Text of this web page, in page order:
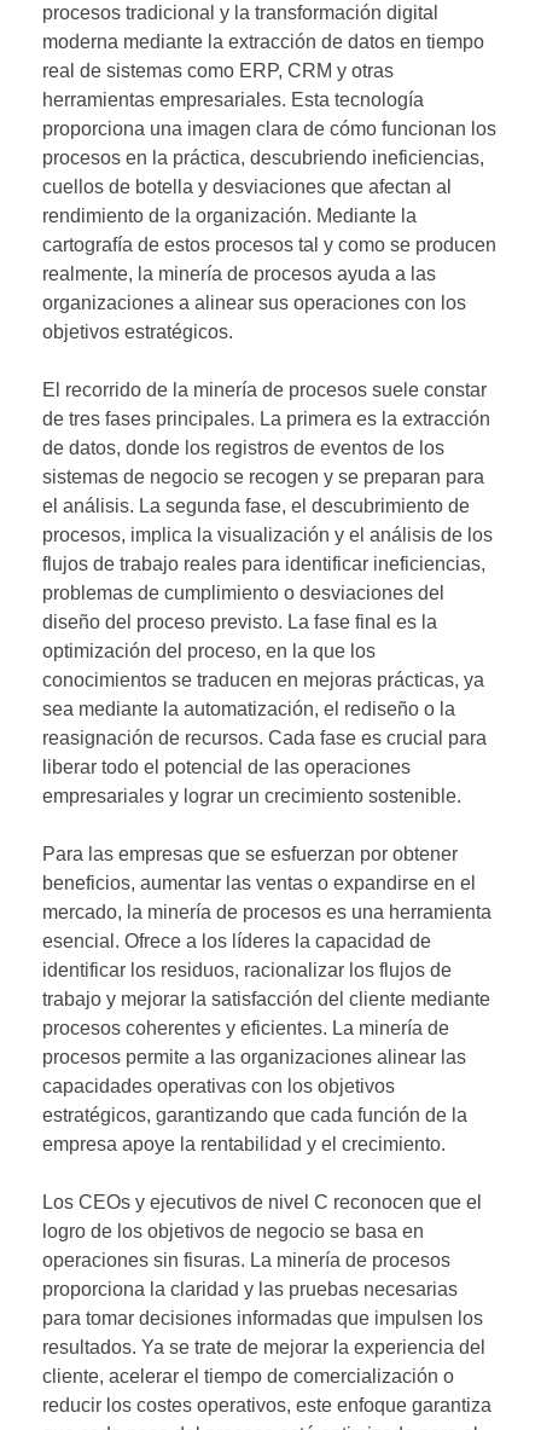
procesos tradicional y la transformación digital
moderna mediante la extracción de datos en tiempo
real de sistemas como ERP, CRM y otras
herramientas empresariales. Esta tecnología
proporciona una imagen clara de cómo funcionan los
procesos en la práctica, descubriendo ineficiencias,
cuellos de botella y desviaciones que afectan al
rendimiento de la organización. Mediante la
cartografía de estos procesos tal y como se producen
realmente, la minería de procesos ayuda a las
organizaciones a alinear sus operaciones con los
objetivos estratégicos.
El recorrido de la minería de procesos suele constar
de tres fases principales. La primera es la extracción
de datos, donde los registros de eventos de los
sistemas de negocio se recogen y se preparan para
el análisis. La segunda fase, el descubrimiento de
procesos, implica la visualización y el análisis de los
flujos de trabajo reales para identificar ineficiencias,
problemas de cumplimiento o desviaciones del
diseño del proceso previsto. La fase final es la
optimización del proceso, en la que los
conocimientos se traducen en mejoras prácticas, ya
sea mediante la automatización, el rediseño o la
reasignación de recursos. Cada fase es crucial para
liberar todo el potencial de las operaciones
empresariales y lograr un crecimiento sostenible.
Para las empresas que se esfuerzan por obtener
beneficios, aumentar las ventas o expandirse en el
mercado, la minería de procesos es una herramienta
esencial. Ofrece a los líderes la capacidad de
identificar los residuos, racionalizar los flujos de
trabajo y mejorar la satisfacción del cliente mediante
procesos coherentes y eficientes. La minería de
procesos permite a las organizaciones alinear las
capacidades operativas con los objetivos
estratégicos, garantizando que cada función de la
empresa apoye la rentabilidad y el crecimiento.
Los CEOs y ejecutivos de nivel C reconocen que el
logro de los objetivos de negocio se basa en
operaciones sin fisuras. La minería de procesos
proporciona la claridad y las pruebas necesarias
para tomar decisiones informadas que impulsen los
resultados. Ya se trate de mejorar la experiencia del
cliente, acelerar el tiempo de comercialización o
reducir los costes operativos, este enfoque garantiza